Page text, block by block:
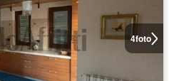
4foto